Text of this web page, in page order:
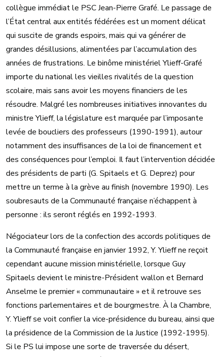
collègue immédiat le PSC Jean-Pierre Grafé. Le passage de
l’État central aux entités fédérées est un moment délicat
qui suscite de grands espoirs, mais qui va générer de
grandes désillusions, alimentées par l’accumulation des
années de frustrations. Le binôme ministériel Ylieff-Grafé
importe du national les vieilles rivalités de la question
scolaire, mais sans avoir les moyens financiers de les
résoudre. Malgré les nombreuses initiatives innovantes du
ministre Ylieff, la législature est marquée par l’imposante
levée de boucliers des professeurs (1990-1991), autour
notamment des insuffisances de la loi de financement et
des conséquences pour l’emploi. Il faut l’intervention décidée
des présidents de parti (G. Spitaels et G. Deprez) pour
mettre un terme à la grève au finish (novembre 1990). Les
soubresauts de la Communauté française n’échappent à
personne : ils seront réglés en 1992-1993.
Négociateur lors de la confection des accords politiques de
la Communauté française en janvier 1992, Y. Ylieff ne reçoit
cependant aucune mission ministérielle, lorsque Guy
Spitaels devient le ministre-Président wallon et Bernard
Anselme le premier « communautaire » et il retrouve ses
fonctions parlementaires et de bourgmestre. À la Chambre,
Y. Ylieff se voit confier la vice-présidence du bureau, ainsi que
la présidence de la Commission de la Justice (1992-1995).
Si le PS lui impose une sorte de traversée du désert,